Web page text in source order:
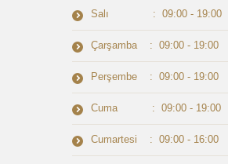
Salı : 09:00 - 19:00
Çarşamba : 09:00 - 19:00
Perşembe : 09:00 - 19:00
Cuma : 09:00 - 19:00
Cumartesi : 09:00 - 16:00